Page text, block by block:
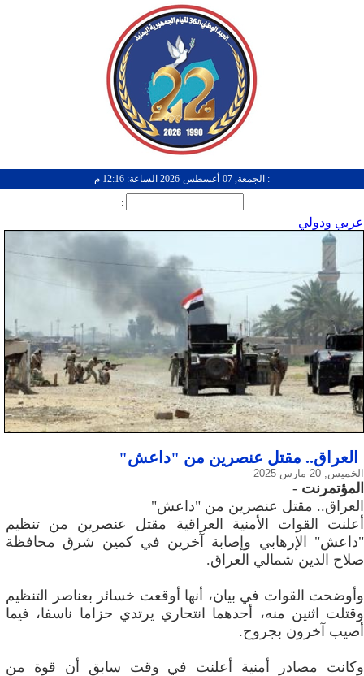
: الجمعة, 07-أغسطس-2026 الساعة: 12:16 م
:
عربي ودولي
العراق.. مقتل عنصرين من "داعش"
الخميس, 20-مارس-2025
المؤتمرنت -
العراق.. مقتل عنصرين من "داعش"
أعلنت القوات الأمنية العراقية مقتل عنصرين من تنظيم
"داعش" الإرهابي وإصابة آخرين في كمين شرق محافظة
صلاح الدين شمالي العراق.
وأوضحت القوات في بيان، أنها أوقعت خسائر بعناصر التنظيم
وقتلت اثنين منه، أحدهما انتحاري يرتدي حزاما ناسفا، فيما
أصيب آخرون بجروح.
وكانت مصادر أمنية أعلنت في وقت سابق أن قوة من